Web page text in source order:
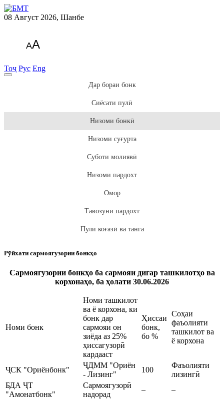
08 Август 2026, Шанбе
AA
Тоҷ Рус Eng
Дар бораи бонк
Сиёсати пулӣ
Низоми бонкӣ
Низоми суғурта
Суботи молиявӣ
Низоми пардохт
Омор
Тавозуни пардохт
Пули коғазӣ ва танга
Рӯйхати cармоягузории бонкҳо
Сармоягузории бонкҳо ба сармояи дигар ташкилотҳо ва
корхонаҳо, ба ҳолати 30.06.2026
Номи бонк
Номи ташкилот
ва ё корхона, ки
бонк дар
сармояи он
зиёда аз 25%
ҳиссагузорӣ
кардааст
Ҳиссаи
бонк,
бо %
Соҳаи
фаъолияти
ташкилот ва
ё корхона
ҶСК "Ориёнбонк"
ҶДММ "Ориён
- Лизинг"
100
Фаъолияти
лизингӣ
БДА ҶТ
"Амонатбонк"
Cармоягузорӣ
надорад
– –